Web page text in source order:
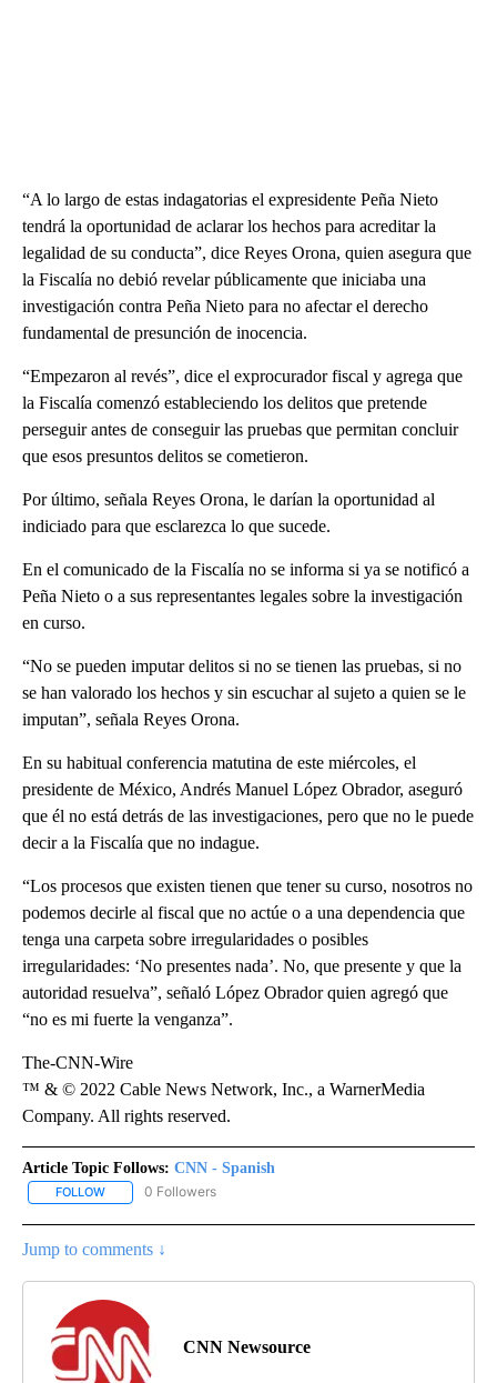
“A lo largo de estas indagatorias el expresidente Peña Nieto
tendrá la oportunidad de aclarar los hechos para acreditar la
legalidad de su conducta”, dice Reyes Orona, quien asegura que
la Fiscalía no debió revelar públicamente que iniciaba una
investigación contra Peña Nieto para no afectar el derecho
fundamental de presunción de inocencia.
“Empezaron al revés”, dice el exprocurador fiscal y agrega que
la Fiscalía comenzó estableciendo los delitos que pretende
perseguir antes de conseguir las pruebas que permitan concluir
que esos presuntos delitos se cometieron.
Por último, señala Reyes Orona, le darían la oportunidad al
indiciado para que esclarezca lo que sucede.
En el comunicado de la Fiscalía no se informa si ya se notificó a
Peña Nieto o a sus representantes legales sobre la investigación
en curso.
“No se pueden imputar delitos si no se tienen las pruebas, si no
se han valorado los hechos y sin escuchar al sujeto a quien se le
imputan”, señala Reyes Orona.
En su habitual conferencia matutina de este miércoles, el
presidente de México, Andrés Manuel López Obrador, aseguró
que él no está detrás de las investigaciones, pero que no le puede
decir a la Fiscalía que no indague.
“Los procesos que existen tienen que tener su curso, nosotros no
podemos decirle al fiscal que no actúe o a una dependencia que
tenga una carpeta sobre irregularidades o posibles
irregularidades: ‘No presentes nada’. No, que presente y que la
autoridad resuelva”, señaló López Obrador quien agregó que
“no es mi fuerte la venganza”.
The-CNN-Wire
™ & © 2022 Cable News Network, Inc., a WarnerMedia
Company. All rights reserved.
Article Topic Follows: CNN - Spanish
FOLLOW FOLLOW "CNN - SPANISH" TO RECEIVE NOTIFICATIONS ABOUT
0 Followers
Jump to comments ↓
CNN Newsource